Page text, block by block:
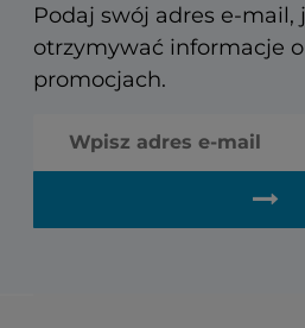
Podaj swój adres e-mail,
otrzymywać informacje
promocjach.